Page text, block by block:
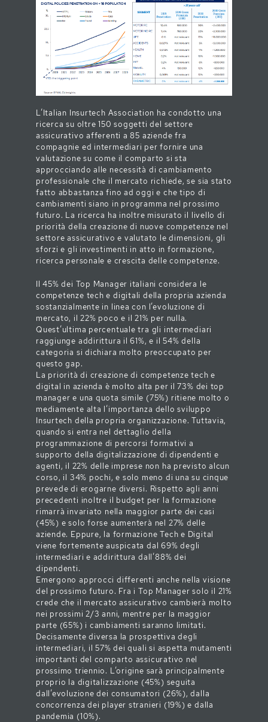
L’Italian Insurtech Association ha condotto una
ricerca su oltre 150 soggetti del settore
assicurativo afferenti a 85 aziende fra
compagnie ed intermediari per fornire una
valutazione su come il comparto si sta
approcciando alle necessità di cambiamento
professionale che il mercato richiede, se sia stato
fatto abbastanza fino ad oggi e che tipo di
cambiamenti siano in programma nel prossimo
futuro. La ricerca ha inoltre misurato il livello di
priorità della creazione di nuove competenze nel
settore assicurativo e valutato le dimensioni, gli
sforzi e gli investimenti in atto in formazione,
ricerca personale e crescita delle competenze.
Il 45% dei Top Manager italiani considera le
competenze tech e digitali della propria azienda
sostanzialmente in linea con l’evoluzione di
mercato, il 22% poco e il 21% per nulla.
Quest’ultima percentuale tra gli intermediari
raggiunge addirittura il 61%, e il 54% della
categoria si dichiara molto preoccupato per
questo gap.
La priorità di creazione di competenze tech e
digital in azienda è molto alta per il 73% dei top
manager e una quota simile (75%) ritiene molto o
mediamente alta l’importanza dello sviluppo
Insurtech della propria organizzazione. Tuttavia,
quando si entra nel dettaglio della
programmazione di percorsi formativi a
supporto della digitalizzazione di dipendenti e
agenti, il 22% delle imprese non ha previsto alcun
corso, il 34% pochi, e solo meno di una su cinque
prevede di erogarne diversi. Rispetto agli anni
precedenti inoltre il budget per la formazione
rimarrà invariato nella maggior parte dei casi
(45%) e solo forse aumenterà nel 27% delle
aziende. Eppure, la formazione Tech e Digital
viene fortemente auspicata dal 69% degli
intermediari e addirittura dall’88% dei
dipendenti.
Emergono approcci differenti anche nella visione
del prossimo futuro. Fra i Top Manager solo il 21%
crede che il mercato assicurativo cambierà molto
nei prossimi 2/3 anni, mentre per la maggior
parte (65%) i cambiamenti saranno limitati.
Decisamente diversa la prospettiva degli
intermediari, il 57% dei quali si aspetta mutamenti
importanti del comparto assicurativo nel
prossimo triennio. L’origine sarà principalmente
proprio la digitalizzazione (45%) seguita
dall’evoluzione dei consumatori (26%), dalla
concorrenza dei player stranieri (19%) e dalla
pandemia (10%).